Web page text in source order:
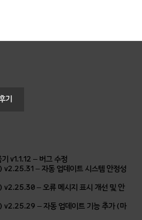
기
v1.1.12 – 버그 수정
– 자동 업데이트 시스템 안정성
– 오류 메시지 표시 개선 및 안
v2.25.29 – 자동 업데이트 기능 추가 (마